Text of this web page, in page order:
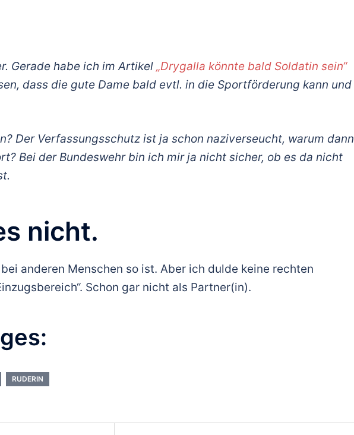
Gerade habe ich im Artikel „Drygalla könnte bald Soldatin sein“
dass die gute Dame bald evtl. in die Sportförderung kann und
Der Verfassungsschutz ist ja schon naziverseucht, warum dann
Bei der Bundeswehr bin ich mir ja nicht sicher, ob es da nicht
nicht.
anderen Menschen so ist. Aber ich dulde keine rechten
Schon gar nicht als Partner(in).
RUDERIN